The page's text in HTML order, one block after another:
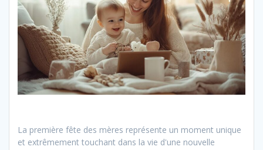
La première fête des mères représente un moment unique
et extrêmement touchant dans la vie d'une nouvelle